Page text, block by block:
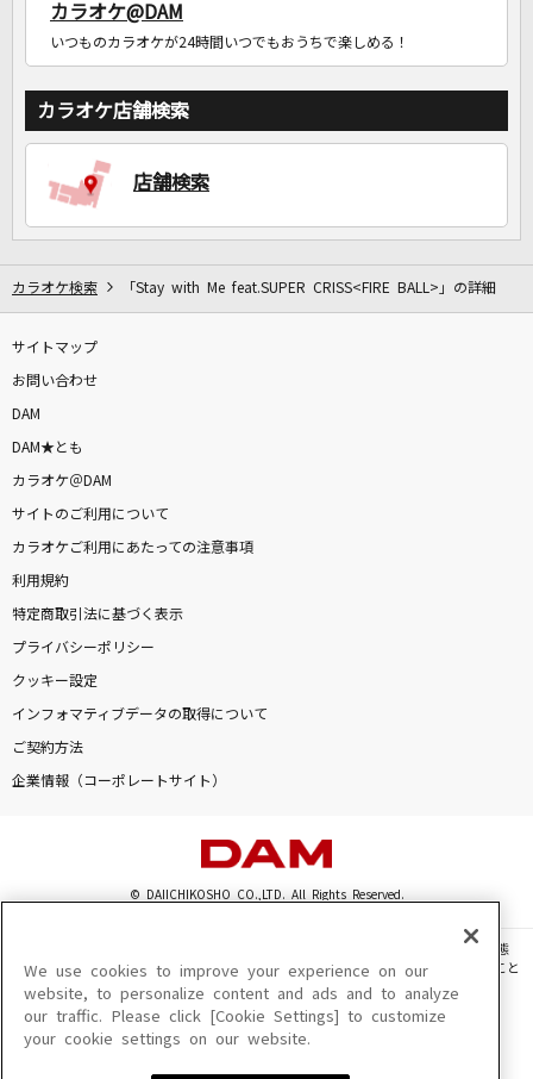
カラオケ@DAM
いつものカラオケが24時間いつでもおうちで楽しめる！
カラオケ店舗検索
店舗検索
カラオケ検索 「Stay with Me feat.SUPER CRISS<FIRE BALL>」の詳細
サイトマップ
お問い合わせ
DAM
DAM★とも
カラオケ＠DAM
サイトのご利用について
カラオケご利用にあたっての注意事項
利用規約
特定商取引法に基づく表示
プライバシーポリシー
クッキー設定
インフォマティブデータの取得について
ご契約方法
企業情報（コーポレートサイト）
© DAIICHIKOSHO CO.,LTD. All Rights Reserved.
このサイトに掲載されている一切の文章・画像・写真・動画・音声等を、手段や形態
を問わず、著作権法の定める範囲を超えて無断で複製、転載、ファイル化などすること
を禁じます。
楽曲及びコンテンツは、機種によりご利用いただけない場合があります。
楽曲及びコンテンツの配信日、配信内容が変更になる場合があります。
We use cookies to improve your experience on our
website, to personalize content and ads and to analyze
our traffic. Please click [Cookie Settings] to customize
your cookie settings on our website.